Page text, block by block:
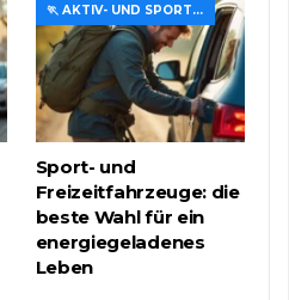
🏃 AKTIV- UND SPORTREISEN
Sport- und
Freizeitfahrzeuge: die
beste Wahl für ein
energiegeladenes
Leben